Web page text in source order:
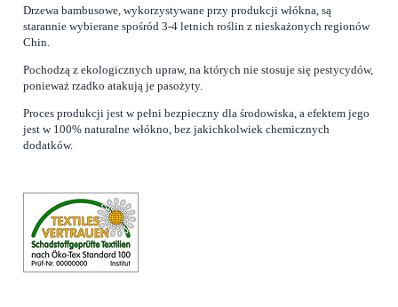
Drzewa bambusowe, wykorzystywane przy produkcji włókna, są
starannie wybierane spośród 3-4 letnich roślin z nieskażonych regionów
Chin.
Pochodzą z ekologicznych upraw, na których nie stosuje się pestycydów,
ponieważ rzadko atakują je pasożyty.
Proces produkcji jest w pełni bezpieczny dla środowiska, a efektem jego
jest w 100% naturalne włókno, bez jakichkolwiek chemicznych
dodatków.